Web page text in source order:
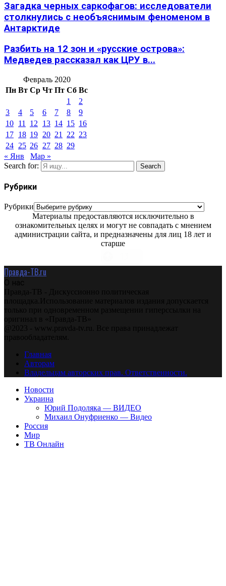
Загадка черных саркофагов: исследователи
столкнулись с необъяснимым феноменом в
Антарктиде
Разбить на 12 зон и «русские острова»:
Медведев рассказал как ЦРУ в...
Февраль 2020
Пн Вт Ср Чт Пт Сб Вс
1
2
3
4 5 6 7 8
9
10 11 12 13 14 15 16
17 18 19 20 21 22 23
24 25 26 27 28 29
« Янв
Мар »
Search for:
Search
Рубрики
Рубрики
Материалы предоставляются исключительно в
ознакомительных целях и могут не совпадать с мнением
администрации сайта, и предназначены для лиц 18 лет и
старше
Правда-ТВ.ru
О нас
Правда-ТВ - Дискуссионно политическая
площадка.Использование материалов издания допускается
только при одновременном размещении гиперссылки на
оригинал в «Правда-ТВ»
@2023 - www.pravda-tv.ru. Все права принадлежат
правообладателям.
Главная
Авторам
Владельцам авторских прав. Ответственности.
Новости
Украина
Юрий Подоляка — ВИДЕО
Михаил Онуфриенко — Видео
Россия
Мир
ТВ Онлайн